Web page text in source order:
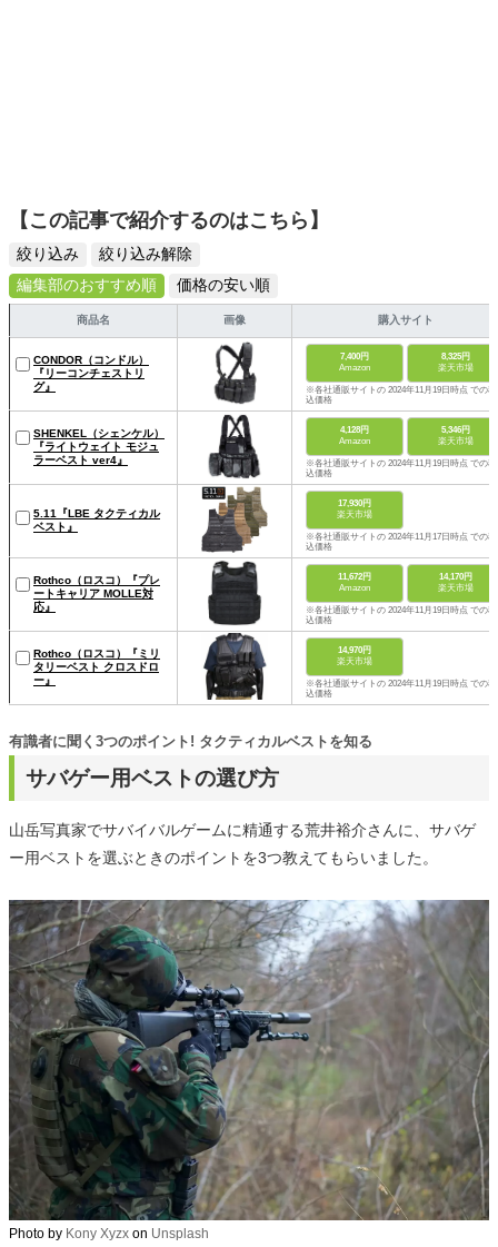
【この記事で紹介するのはこちら】
絞り込み
絞り込み解除
編集部のおすすめ順
価格の安い順
商品名 画像 購入サイト
CONDOR（コンドル）
『リーコンチェストリ
グ』
7,400円
Amazon
8,325円
楽天市場
※各社通販サイトの 2024年11月19日時点 での税
込価格
SHENKEL（シェンケル）
『ライトウェイト モジュ
ラーベスト ver4』
4,128円
Amazon
5,346円
楽天市場
※各社通販サイトの 2024年11月19日時点 での税
込価格
5.11『LBE タクティカル
ベスト』
17,930円
楽天市場
※各社通販サイトの 2024年11月17日時点 での税
込価格
Rothco（ロスコ）『プレ
ートキャリア MOLLE対
応』
11,672円
Amazon
14,170円
楽天市場
※各社通販サイトの 2024年11月19日時点 での税
込価格
Rothco（ロスコ）『ミリ
タリーベスト クロスドロ
ー』
14,970円
楽天市場
※各社通販サイトの 2024年11月19日時点 での税
込価格
サバゲー用ベストの選び方
有識者に聞く3つのポイント! タクティカルベストを知る
山岳写真家でサバイバルゲームに精通する荒井裕介さんに、サバゲ
ー用ベストを選ぶときのポイントを3つ教えてもらいました。
Photo by Kony Xyzx on Unsplash